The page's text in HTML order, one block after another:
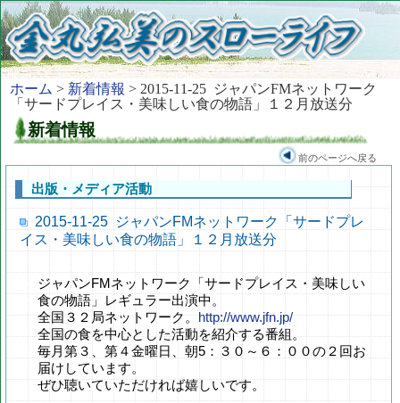
ホーム > 新着情報 > 2015-11-25 ジャパンFMネットワーク
「サードプレイス・美味しい食の物語」１２月放送分
新着情報
前のページへ戻る
出版・メディア活動
2015-11-25 ジャパンFMネットワーク「サードプレ
イス・美味しい食の物語」１２月放送分
ジャパンFMネットワーク「サードプレイス・美味しい
食の物語」レギュラー出演中。
全国３２局ネットワーク。http://www.jfn.jp/
全国の食を中心とした活動を紹介する番組。
毎月第３、第４金曜日、朝5：３０～６：００の２回お
届けしています。
ぜひ聴いていただければ嬉しいです。